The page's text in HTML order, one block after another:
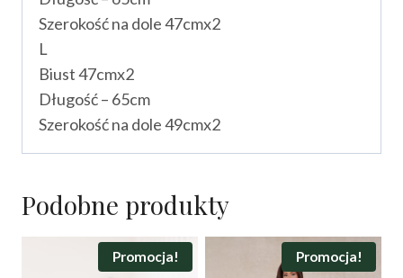
Szerokość na dole 47cmx2
L
Biust 47cmx2
Długość – 65cm
Szerokość na dole 49cmx2
Podobne produkty
Promocja! Promocja!